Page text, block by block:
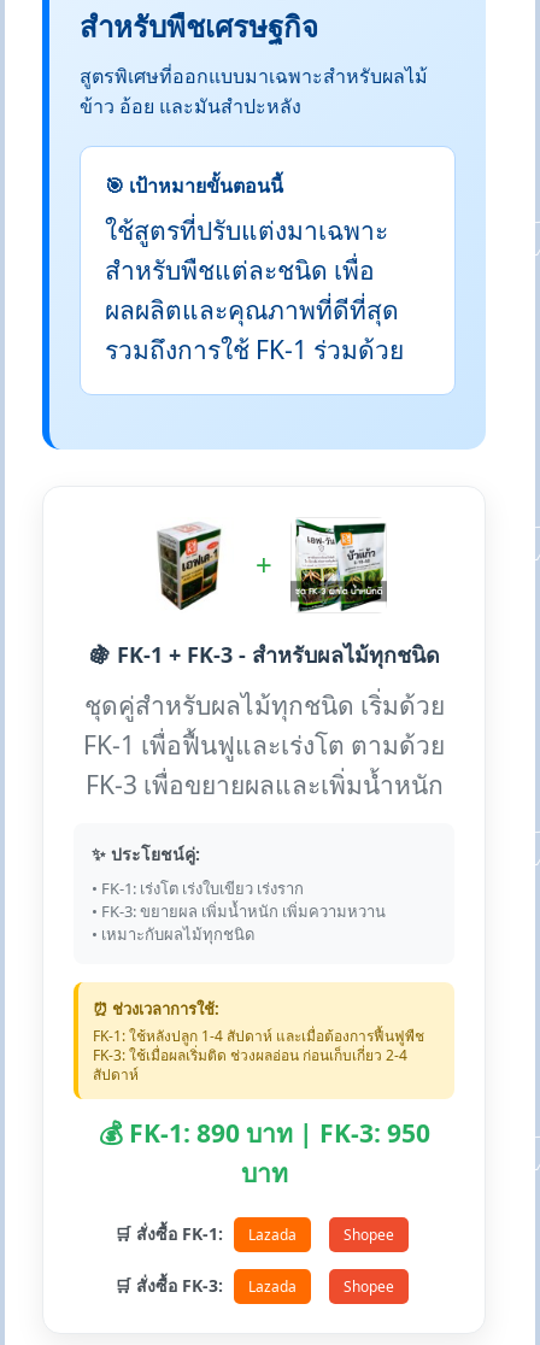
สำหรับพืชเศรษฐกิจ
สูตรพิเศษที่ออกแบบมาเฉพาะสำหรับผลไม้
ข้าว อ้อย และมันสำปะหลัง
🎯 เป้าหมายขั้นตอนนี้
ใช้สูตรที่ปรับแต่งมาเฉพาะ
สำหรับพืชแต่ละชนิด เพื่อ
ผลผลิตและคุณภาพที่ดีที่สุด
รวมถึงการใช้ FK-1 ร่วมด้วย
+
🍇 FK-1 + FK-3 - สำหรับผลไม้ทุกชนิด
ชุดคู่สำหรับผลไม้ทุกชนิด เริ่มด้วย
FK-1 เพื่อฟื้นฟูและเร่งโต ตามด้วย
FK-3 เพื่อขยายผลและเพิ่มน้ำหนัก
✨ ประโยชน์คู่:
• FK-1: เร่งโต เร่งใบเขียว เร่งราก
• FK-3: ขยายผล เพิ่มน้ำหนัก เพิ่มความหวาน
• เหมาะกับผลไม้ทุกชนิด
⏰ ช่วงเวลาการใช้:
FK-1: ใช้หลังปลูก 1-4 สัปดาห์ และเมื่อต้องการฟื้นฟูพืช
FK-3: ใช้เมื่อผลเริ่มติด ช่วงผลอ่อน ก่อนเก็บเกี่ยว 2-4
สัปดาห์
💰 FK-1: 890 บาท | FK-3: 950
บาท
🛒 สั่งซื้อ FK-1: Lazada Shopee
🛒 สั่งซื้อ FK-3: Lazada Shopee